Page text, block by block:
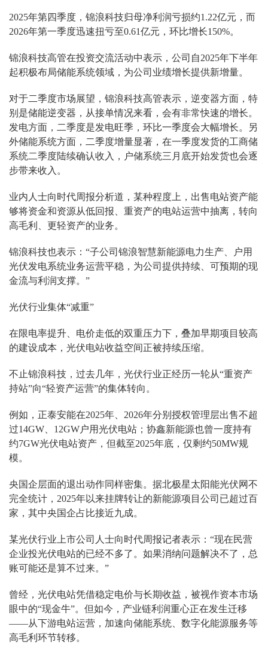
2025年第四季度，锦浪科技归母净利润亏损约1.22亿元，而
2026年第一季度迅速扭亏至0.61亿元，环比增长150%。
锦浪科技高管在投资交流活动中表示，公司自2025年下半年
起积极布局储能系统领域，为公司业绩增长提供新增量。
对于二季度市场展望，锦浪科技高管表示，逆变器方面，特
别是储能逆变器，从接单情况来看，会有非常快速的增长。
发电方面，二季度是发电旺季，环比一季度会大幅增长。另
外储能系统方面，二季度增量显著，在一季度发货的工商储
系统二季度陆续确认收入，户储系统三月底开始发货也会逐
步带来收入。
业内人士向时代周报分析道，某种程度上，出售电站资产能
够将资金和资源从低回报、重资产的电站运营中抽离，转向
高毛利、更轻资产的业务。
锦浪科技也表示：“子公司锦浪智慧新能源电力生产、户用
光伏发电系统业务运营平稳，为公司提供持续、可预期的现
金流与利润支撑。”
光伏行业集体“减重”
在限电率提升、电价走低的双重压力下，叠加早期项目较高
的建设成本，光伏电站收益空间正被持续压缩。
不止锦浪科技，过去几年，光伏行业正经历一轮从“重资产
持站”向“轻资产运营”的集体转向。
例如，正泰安能在2025年、2026年分别授权管理层出售不超
过14GW、12GW户用光伏电站；协鑫新能源也曾一度持有
约7GW光伏电站资产，但截至2025年底，仅剩约50MW规
模。
央国企层面的退出动作同样密集。据北极星太阳能光伏网不
完全统计，2025年以来挂牌转让的新能源项目公司已超过百
家，其中央国企占比接近九成。
某光伏行业上市公司人士向时代周报记者表示：“现在民营
企业投光伏电站的已经不多了。如果消纳问题解决不了，总
账可能还是算不过来。”
曾经，光伏电站凭借稳定电价与长期收益，被视作资本市场
眼中的“现金牛”。但如今，产业链利润重心正在发生迁移
——从下游电站运营，加速向储能系统、数字化能源服务等
高毛利环节转移。